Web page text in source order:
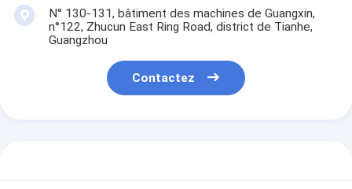
N° 130-131, bâtiment des machines de Guangxin,
n°122, Zhucun East Ring Road, district de Tianhe,
Guangzhou
Contactez